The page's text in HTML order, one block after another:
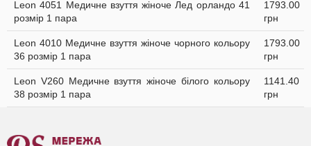
Leon 4051 Медичне взуття жіноче Лед орландо 41
розмір 1 пара
1793.00
грн
Leon 4010 Медичне взуття жіноче чорного кольору
36 розмір 1 пара
1793.00
грн
Leon V260 Медичне взуття жіноче білого кольору
38 розмір 1 пара
1141.40
грн